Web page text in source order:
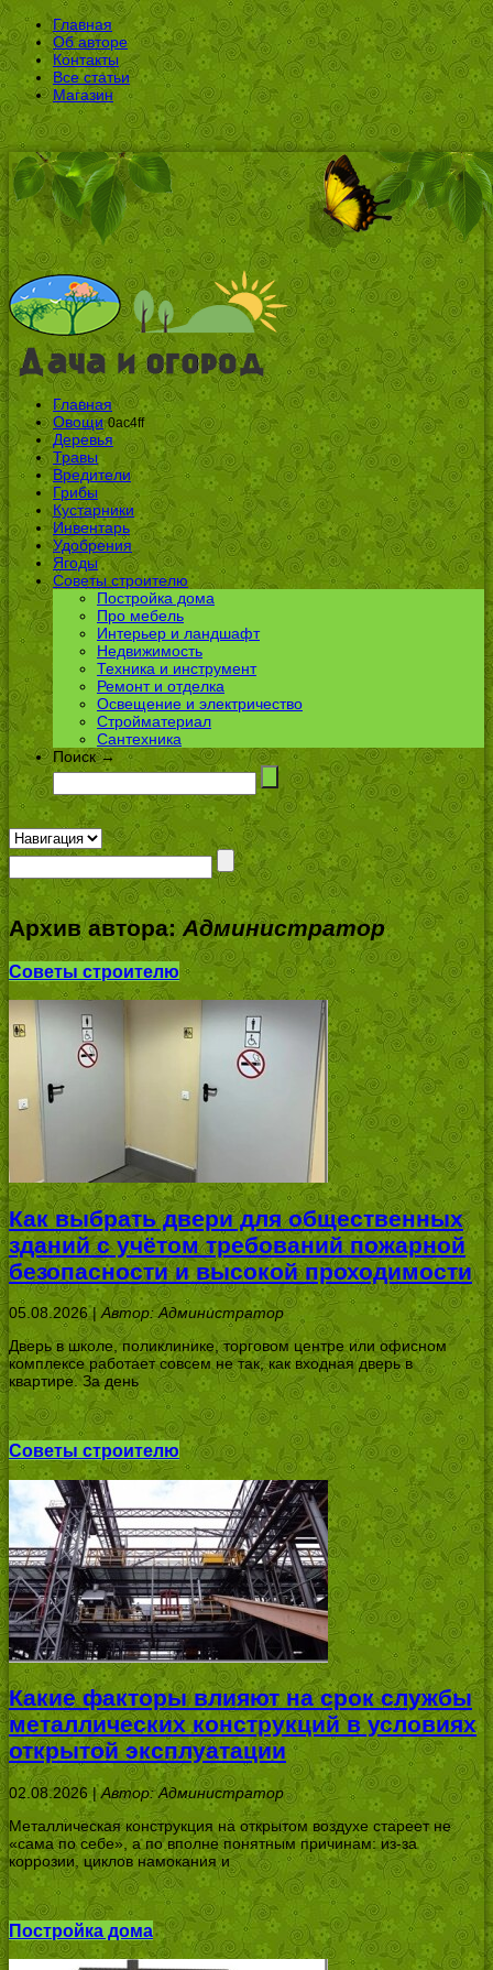
Главная
Об авторе
Контакты
Все статьи
Магазин
Главная
Овощи 0ac4ff
Деревья
Травы
Вредители
Грибы
Кустарники
Инвентарь
Удобрения
Ягоды
Советы строителю
Постройка дома
Про мебель
Интерьер и ландшафт
Недвижимость
Техника и инструмент
Ремонт и отделка
Освещение и электричество
Стройматериал
Сантехника
Поиск →
Архив автора:Администратор
Советы строителю
Как выбрать двери для общественных
зданий с учётом требований пожарной
безопасности и высокой проходимости
05.08.2026 | Автор: Администратор
Дверь в школе, поликлинике, торговом центре или офисном
комплексе работает совсем не так, как входная дверь в
квартире. За день
Советы строителю
Какие факторы влияют на срок службы
металлических конструкций в условиях
открытой эксплуатации
02.08.2026 |Автор: Администратор
Металлическая конструкция на открытом воздухе стареет не
«сама по себе», а по вполне понятным причинам: из-за
коррозии, циклов намокания и
Постройка дома